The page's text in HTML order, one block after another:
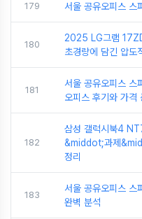
179 서울 공유오피스 스
180
2025 LG그램
초경량에 담긴 압도
181
서울 공유오피스 스
오피스 후기와 가격
182
삼성 갤럭시북4
&middot;과제
정리
183
서울 공유오피스 스
완벽 분석